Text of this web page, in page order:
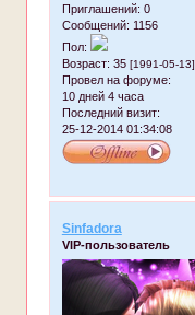
Приглашений: 0
Сообщений: 1156
Пол:
Возраст: 35 [1991-05-13]
Провел на форуме:
10 дней 4 часа
Последний визит:
25-12-2014 01:34:08
Sinfadora
VIP-пользователь